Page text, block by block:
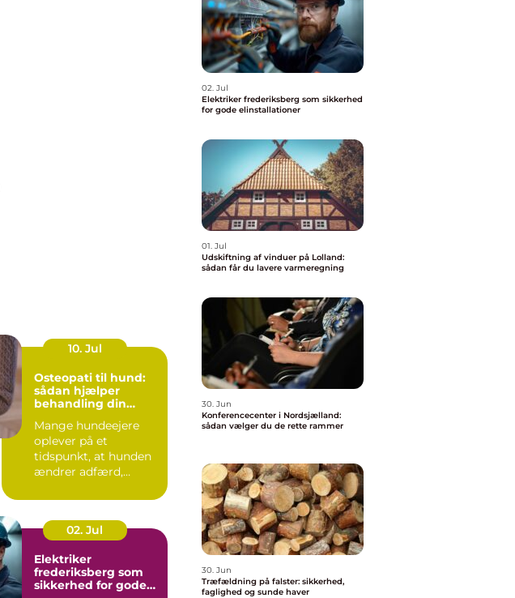
10. Jul
Osteopati til hund:
sådan hjælper
behandling din
Mange hundeejere
oplever på et
tidspunkt, at hunden
ændrer adfærd,
02. Jul
Elektriker
frederiksberg som
sikkerhed for gode
02. Jul
Elektriker frederiksberg som sikkerhed
for gode elinstallationer
01. Jul
Udskiftning af vinduer på Lolland:
sådan får du lavere varmeregning
30. Jun
Konferencecenter i Nordsjælland:
sådan vælger du de rette rammer
30. Jun
Træfældning på falster: sikkerhed,
faglighed og sunde haver